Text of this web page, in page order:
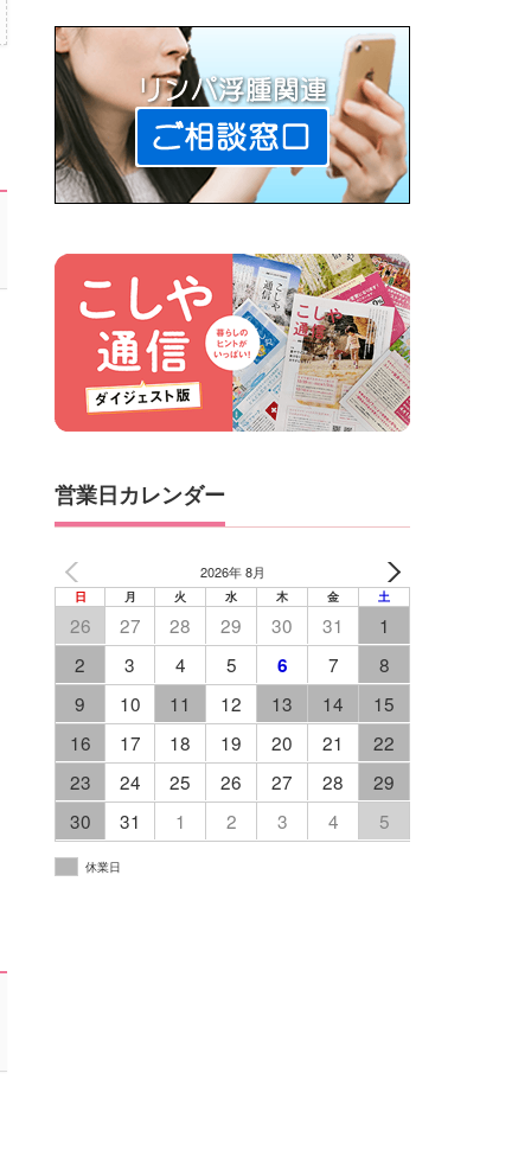
営業日カレンダー
2026年 8月
日 月 火 水 木 金 土
26 27 28 29 30 31
1
2
3 4 5 6 7
8
9
10 11 12 13 14
15
16
17 18 19 20 21
22
23
24 25 26 27 28
29
30
31 1 2 3 4 5
休業日